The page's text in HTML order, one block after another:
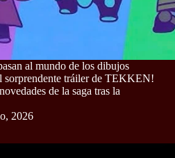
al mundo de los dibujos
sorprendente tráiler de TEKKEN!
de la saga tras la
2026